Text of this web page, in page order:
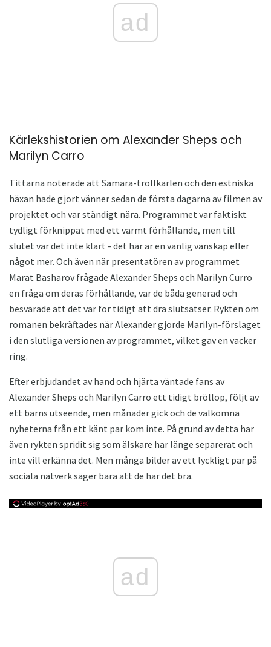
ad
Kärlekshistorien om Alexander Sheps och
Marilyn Carro
Tittarna noterade att Samara-trollkarlen och den estniska
häxan hade gjort vänner sedan de första dagarna av filmen av
projektet och var ständigt nära. Programmet var faktiskt
tydligt förknippat med ett varmt förhållande, men till
slutet var det inte klart - det här är en vanlig vänskap eller
något mer. Och även när presentatören av programmet
Marat Basharov frågade Alexander Sheps och Marilyn Curro
en fråga om deras förhållande, var de båda generad och
besvärade att det var för tidigt att dra slutsatser. Rykten om
romanen bekräftades när Alexander gjorde Marilyn-förslaget
i den slutliga versionen av programmet, vilket gav en vacker
ring.
Efter erbjudandet av hand och hjärta väntade fans av
Alexander Sheps och Marilyn Carro ett tidigt bröllop, följt av
ett barns utseende, men månader gick och de välkomna
nyheterna från ett känt par kom inte. På grund av detta har
även rykten spridit sig som älskare har länge separerat och
inte vill erkänna det. Men många bilder av ett lyckligt par på
sociala nätverk säger bara att de har det bra.
ad